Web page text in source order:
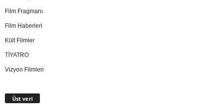
Film Fragmanı
Film Haberleri
Kült Filmler
TİYATRO
Vizyon Filmleri
Üst veri